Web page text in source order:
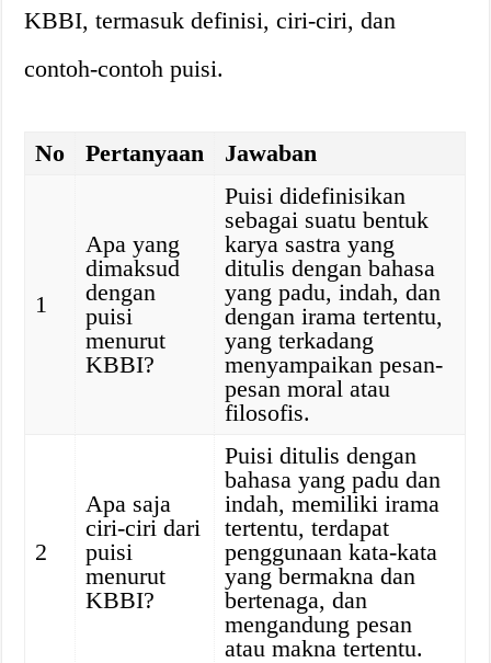
KBBI, termasuk definisi, ciri-ciri, dan
contoh-contoh puisi.
No Pertanyaan Jawaban
1
Apa yang
dimaksud
dengan
puisi
menurut
KBBI?
Puisi didefinisikan
sebagai suatu bentuk
karya sastra yang
ditulis dengan bahasa
yang padu, indah, dan
dengan irama tertentu,
yang terkadang
menyampaikan pesan-
pesan moral atau
filosofis.
2
Apa saja
ciri-ciri dari
puisi
menurut
KBBI?
Puisi ditulis dengan
bahasa yang padu dan
indah, memiliki irama
tertentu, terdapat
penggunaan kata-kata
yang bermakna dan
bertenaga, dan
mengandung pesan
atau makna tertentu.